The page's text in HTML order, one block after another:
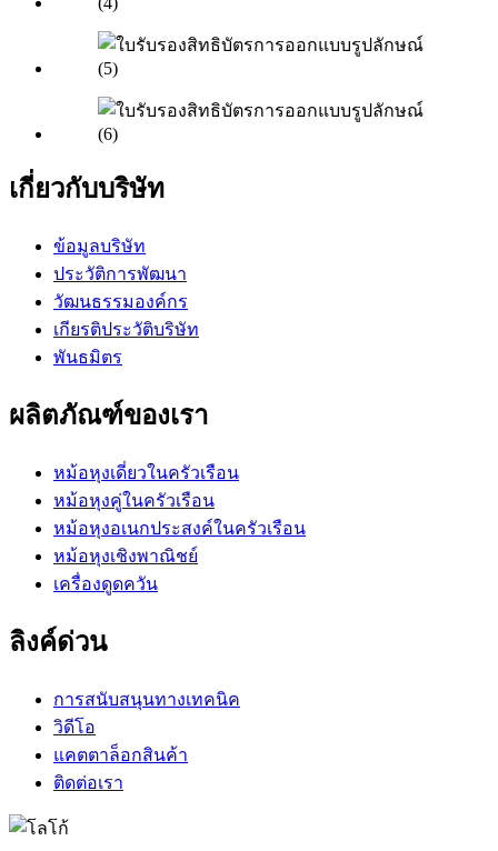
เกี่ยวกับบริษัท
ข้อมูลบริษัท
ประวัติการพัฒนา
วัฒนธรรมองค์กร
เกียรติประวัติบริษัท
พันธมิตร
ผลิตภัณฑ์ของเรา
หม้อหุงเดี่ยวในครัวเรือน
หม้อหุงคู่ในครัวเรือน
หม้อหุงอเนกประสงค์ในครัวเรือน
หม้อหุงเชิงพาณิชย์
เครื่องดูดควัน
ลิงค์ด่วน
การสนับสนุนทางเทคนิค
วิดีโอ
แคตตาล็อกสินค้า
ติดต่อเรา